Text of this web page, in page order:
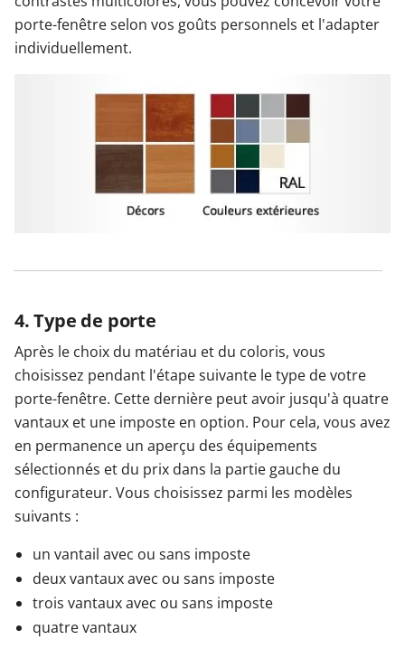
porte-fenêtre selon vos goûts personnels et l'adapter
individuellement.
4. Type de porte
Après le choix du matériau et du coloris, vous
choisissez pendant l'étape suivante le type de votre
porte-fenêtre. Cette dernière peut avoir jusqu'à quatre
vantaux et une imposte en option. Pour cela, vous avez
en permanence un aperçu des équipements
sélectionnés et du prix dans la partie gauche du
configurateur. Vous choisissez parmi les modèles
suivants :
un vantail avec ou sans imposte
deux vantaux avec ou sans imposte
trois vantaux avec ou sans imposte
quatre vantaux